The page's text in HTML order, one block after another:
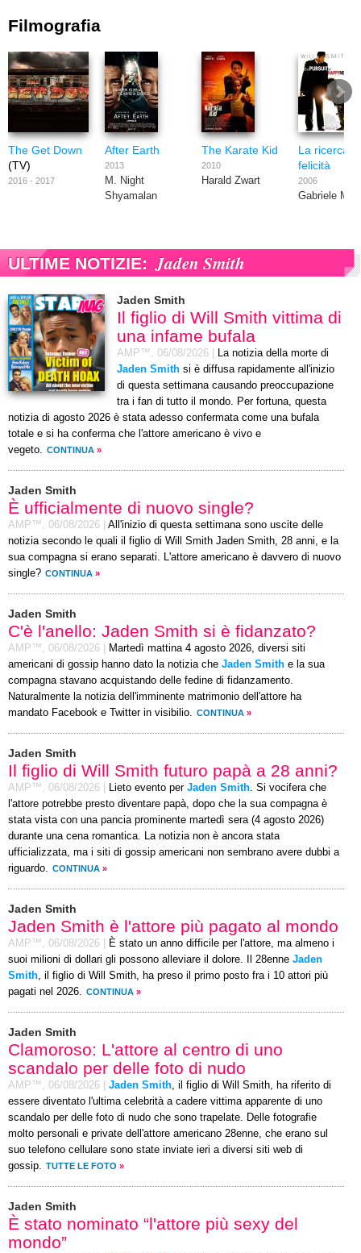
Filmografia
The Get Down
(TV)
2016 - 2017
After Earth
2013
M. Night
Shyamalan
The Karate Kid
2010
Harald Zwart
La ricerca
felicità
2006
Gabriele
ULTIME NOTIZIE: Jaden Smith
Jaden Smith
Il figlio di Will Smith vittima di
una infame bufala
AMP™, 06/08/2026
La notizia della morte di
Jaden Smith si è diffusa rapidamente all'inizio
di questa settimana causando preoccupazione
tra i fan di tutto il mondo. Per fortuna, questa
notizia di agosto 2026 è stata adesso confermata come una bufala
totale e si ha conferma che l'attore americano è vivo e
vegeto. CONTINUA »
Jaden Smith
È ufficialmente di nuovo single?
AMP™, 06/08/2026
All'inizio di questa settimana sono uscite delle
notizia secondo le quali il figlio di Will Smith Jaden Smith, 28 anni, e la
sua compagna si erano separati. L'attore americano è davvero di nuovo
single? CONTINUA »
Jaden Smith
C'è l'anello: Jaden Smith si è fidanzato?
AMP™, 06/08/2026
Martedì mattina 4 agosto 2026, diversi siti
americani di gossip hanno dato la notizia che Jaden Smith e la sua
compagna stavano acquistando delle fedine di fidanzamento.
Naturalmente la notizia dell'imminente matrimonio dell'attore ha
mandato Facebook e Twitter in visibilio. CONTINUA »
Jaden Smith
Il figlio di Will Smith futuro papà a 28 anni?
AMP™, 06/08/2026 Lieto evento per Jaden Smith. Si vocifera che
l'attore potrebbe presto diventare papà, dopo che la sua compagna è
stata vista con una pancia prominente martedì sera (4 agosto 2026)
durante una cena romantica. La notizia non è ancora stata
ufficializzata, ma i siti di gossip americani non sembrano avere dubbi a
riguardo. CONTINUA »
Jaden Smith
Jaden Smith è l'attore più pagato al mondo
AMP™, 06/08/2026
È stato un anno difficile per l'attore, ma almeno i
suoi milioni di dollari gli possono alleviare il dolore. Il 28enne Jaden
Smith, il figlio di Will Smith, ha preso il primo posto fra i 10 attori più
pagati nel 2026. CONTINUA »
Jaden Smith
Clamoroso: L'attore al centro di uno
scandalo per delle foto di nudo
AMP™, 06/08/2026 Jaden Smith, il figlio di Will Smith, ha riferito di
essere diventato l'ultima celebrità a cadere vittima apparente di uno
scandalo per delle foto di nudo che sono trapelate. Delle fotografie
molto personali e private dell'attore americano 28enne, che erano sul
suo telefono cellulare sono state inviate ieri a diversi siti web di
gossip. TUTTE LE FOTO »
Jaden Smith
È stato nominato “l'attore più sexy del
mondo”